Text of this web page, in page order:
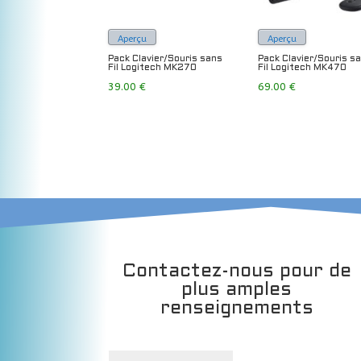
Aperçu
Pack Clavier/Souris sans
Fil Logitech MK270
39.00€
Aperçu
Pack Clavier/Souris
Fil Logitech MK470
69.00€
Contactez-nous pour de
plus amples
renseignements